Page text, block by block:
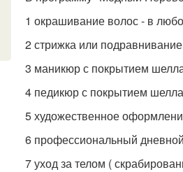
1 окрашивание волос - в
2 стрижка или
3 маникюр с покрытием
4 педикюр с покрытием
5 художественное
6 профессиональный
7 уход за телом (